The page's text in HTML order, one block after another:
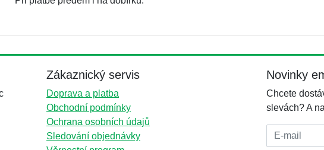
Zákaznický servis
Doprava a platba
Obchodní podmínky
Ochrana osobních údajů
Sledování objednávky
Novinky
Chcete
slevách? A
E-mail: